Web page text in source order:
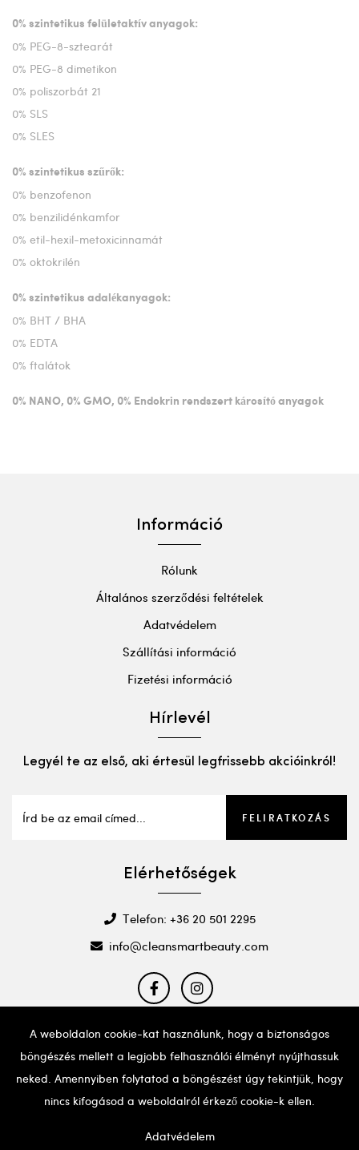
0% szintetikus felületaktív anyagok:
0% PEG-8-sztearát
0% PEG-8 dimetikon
0% poliszorbát 21
0% SLS
0% SLES
0% szintetikus szűrők:
0% benzofenon
0% benzilidénkamfor
0% etil-hexil-metoxicinnamát
0% oktokrilén
0% szintetikus adalékanyagok:
0% BHT / BHA
0% EDTA
0% ftalátok
0% NANO, 0% GMO, 0% Endokrin rendszert károsító anyagok
Információ
Rólunk
Általános szerződési feltételek
Adatvédelem
Szállítási információ
Fizetési információ
Hírlevél
Legyél te az első, aki értesül legfrissebb akcióinkról!
FELIRATKOZÁS
Elérhetőségek
Telefon: +36 20 501 2295
info@cleansmartbeauty.com
Ha probléma adódna a weboldal használatával, kérjük,
hívd a fent említett telefonszámot segítségért.
A weboldalon cookie-kat használunk, hogy a biztonságos
böngészés mellett a legjobb felhasználói élményt nyújthassuk
neked. Amennyiben folytatod a böngészést úgy tekintjük, hogy
nincs kifogásod a weboldalról érkező cookie-k ellen.
Adatvédelem